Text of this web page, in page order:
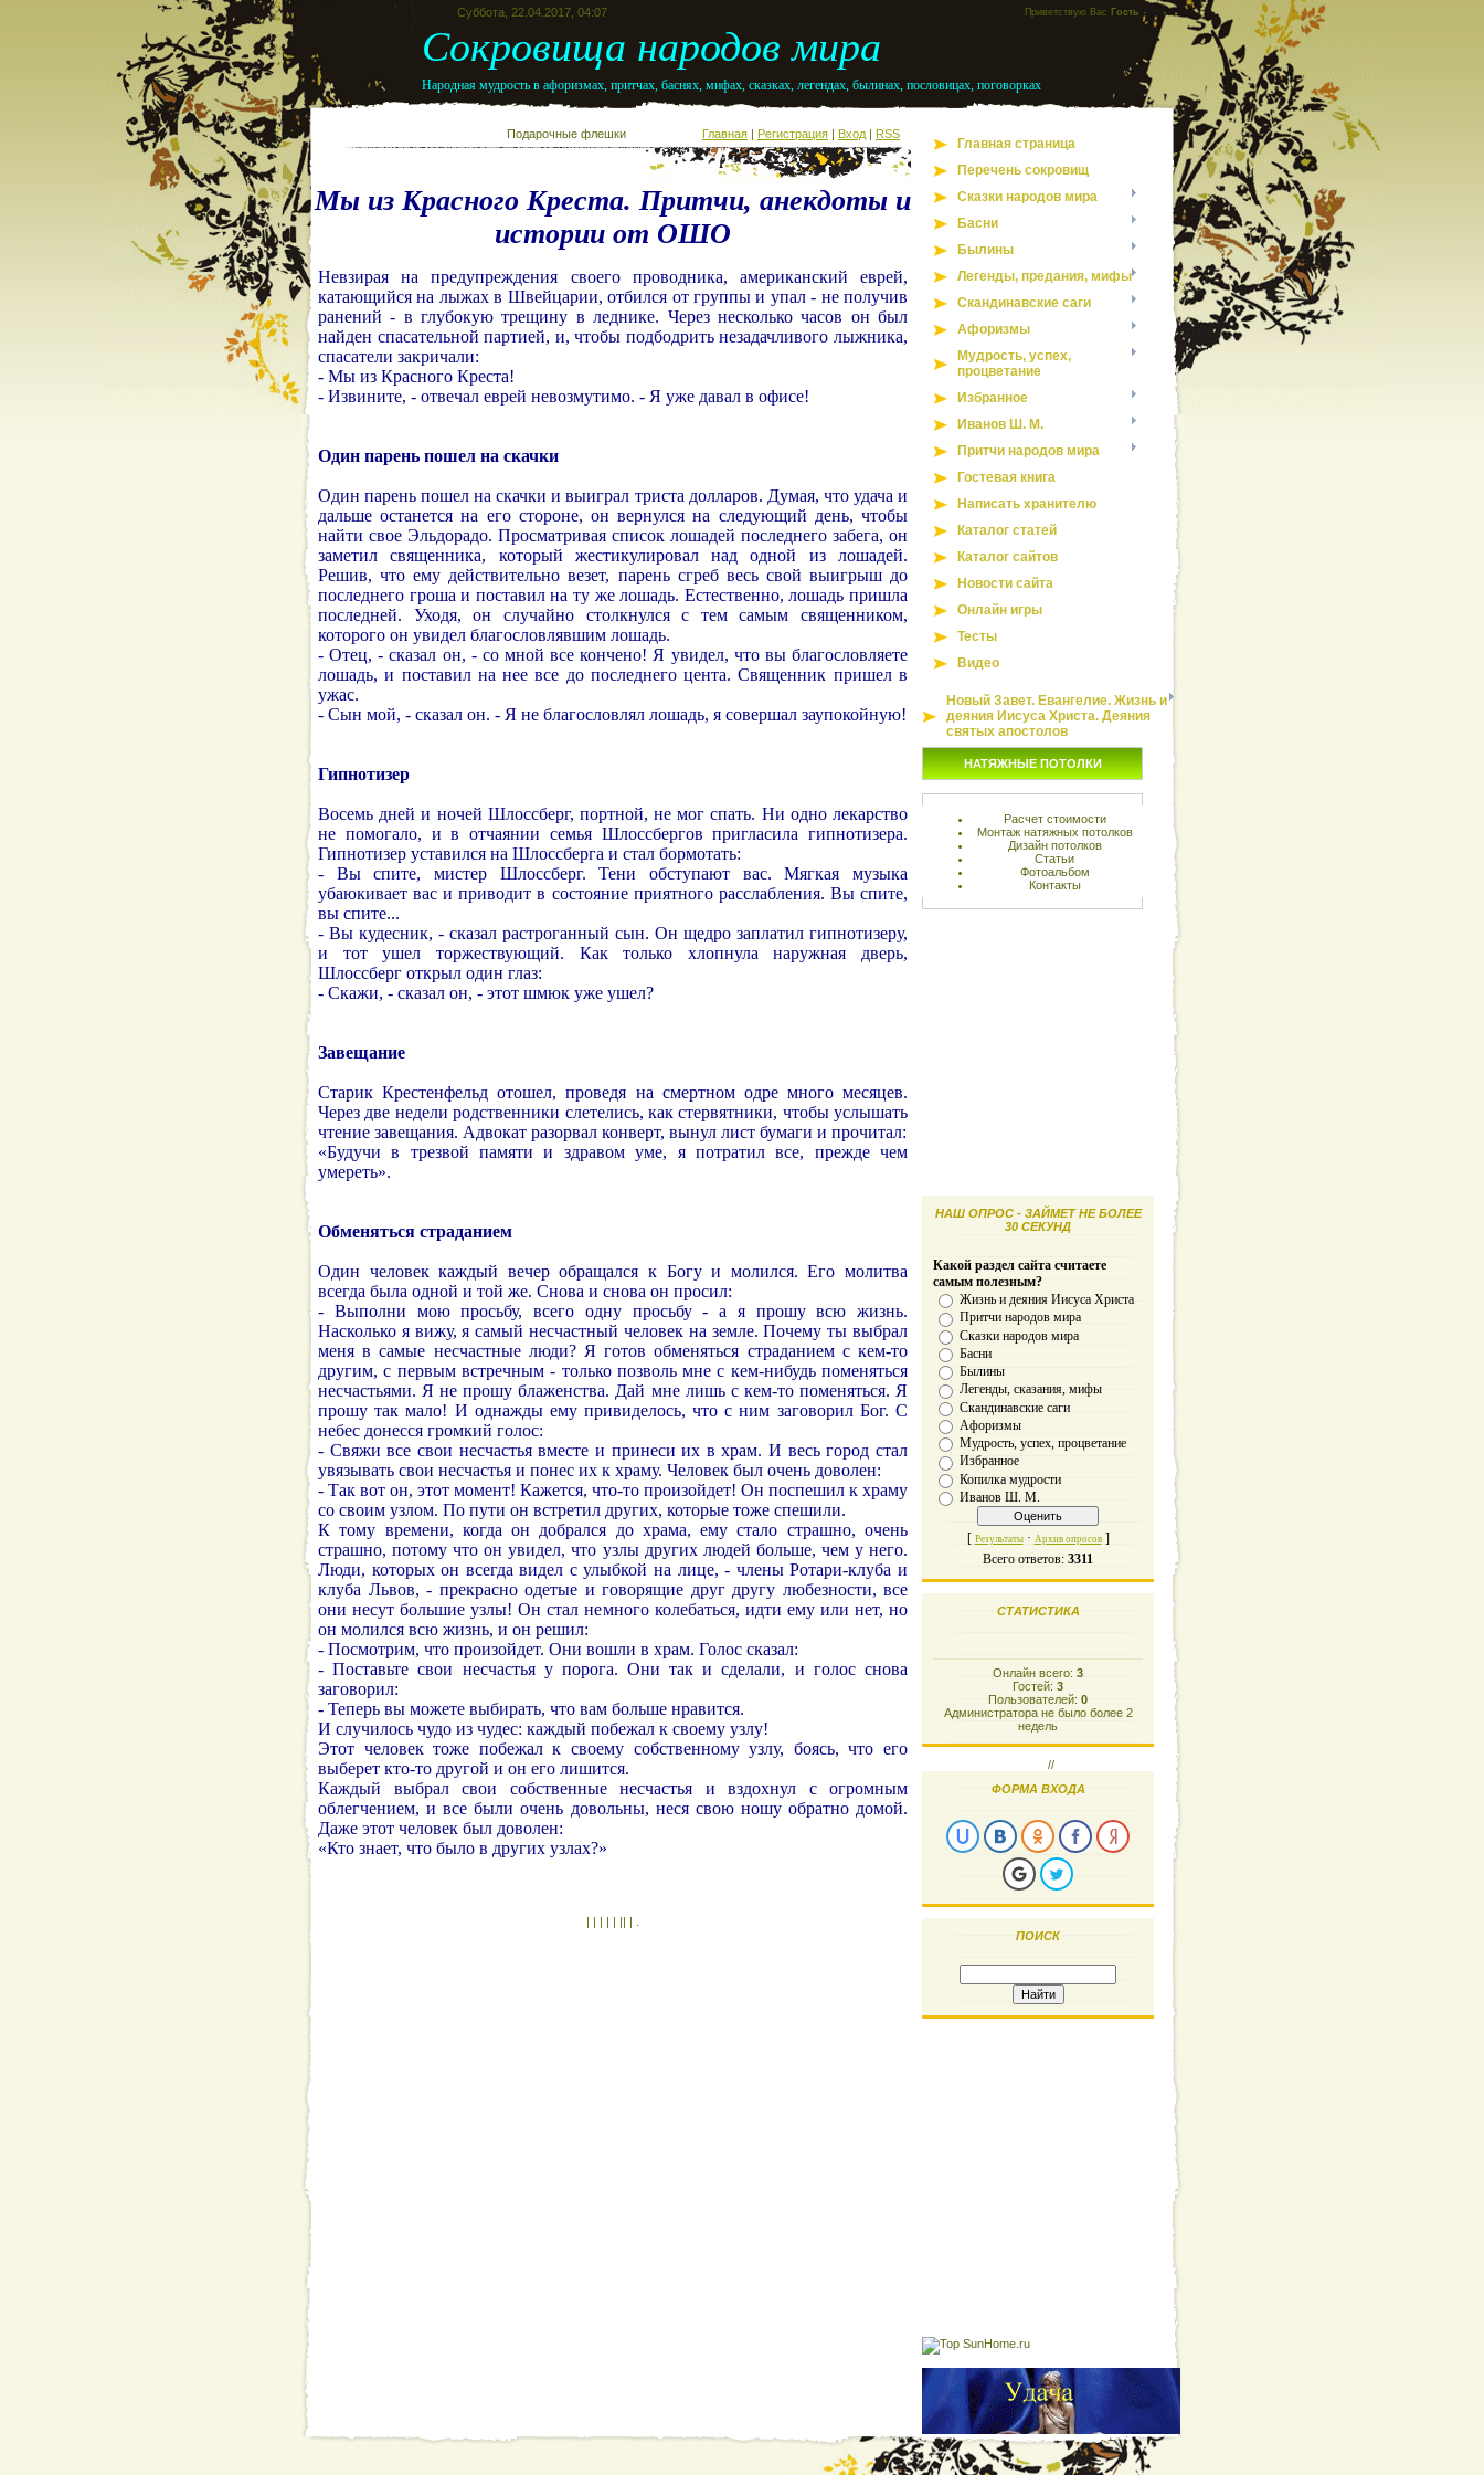
Суббота, 22.04.2017, 04:07 Приветствую Вас Гость
Сокровища народов мира
Народная мудрость в афоризмах, притчах, баснях, мифах, сказках, легендах, былинах, пословицах, поговорках
Подарочные флешки Главная | Регистрация | Вход | RSS
Мы из Красного Креста. Притчи, анекдоты и
истории от ОШО
Невзирая на предупреждения своего проводника, американский еврей,
катающийся на лыжах в Швейцарии, отбился от группы и упал - не получив
ранений - в глубокую трещину в леднике. Через несколько часов он был
найден спасательной партией, и, чтобы подбодрить незадачливого лыжника,
спасатели закричали:
- Мы из Красного Креста!
- Извините, - отвечал еврей невозмутимо. - Я уже давал в офисе!
Один парень пошел на скачки
Один парень пошел на скачки и выиграл триста долларов. Думая, что удача и
дальше останется на его стороне, он вернулся на следующий день, чтобы
найти свое Эльдорадо. Просматривая список лошадей последнего забега, он
заметил священника, который жестикулировал над одной из лошадей.
Решив, что ему действительно везет, парень сгреб весь свой выигрыш до
последнего гроша и поставил на ту же лошадь. Естественно, лошадь пришла
последней. Уходя, он случайно столкнулся с тем самым священником,
которого он увидел благословлявшим лошадь.
- Отец, - сказал он, - со мной все кончено! Я увидел, что вы благословляете
лошадь, и поставил на нее все до последнего цента. Священник пришел в
ужас.
- Сын мой, - сказал он. - Я не благословлял лошадь, я совершал заупокойную!
Гипнотизер
Восемь дней и ночей Шлоссберг, портной, не мог спать. Ни одно лекарство
не помогало, и в отчаянии семья Шлоссбергов пригласила гипнотизера.
Гипнотизер уставился на Шлоссберга и стал бормотать:
- Вы спите, мистер Шлоссберг. Тени обступают вас. Мягкая музыка
убаюкивает вас и приводит в состояние приятного расслабления. Вы спите,
вы спите...
- Вы кудесник, - сказал растроганный сын. Он щедро заплатил гипнотизеру,
и тот ушел торжествующий. Как только хлопнула наружная дверь,
Шлоссберг открыл один глаз:
- Скажи, - сказал он, - этот шмюк уже ушел?
Завещание
Старик Крестенфельд отошел, проведя на смертном одре много месяцев.
Через две недели родственники слетелись, как стервятники, чтобы услышать
чтение завещания. Адвокат разорвал конверт, вынул лист бумаги и прочитал:
«Будучи в трезвой памяти и здравом уме, я потратил все, прежде чем
умереть».
Обменяться страданием
Один человек каждый вечер обращался к Богу и молился. Его молитва
всегда была одной и той же. Снова и снова он просил:
- Выполни мою просьбу, всего одну просьбу - а я прошу всю жизнь.
Насколько я вижу, я самый несчастный человек на земле. Почему ты выбрал
меня в самые несчастные люди? Я готов обменяться страданием с кем-то
другим, с первым встречным - только позволь мне с кем-нибудь поменяться
несчастьями. Я не прошу блаженства. Дай мне лишь с кем-то поменяться. Я
прошу так мало! И однажды ему привиделось, что с ним заговорил Бог. С
небес донесся громкий голос:
- Свяжи все свои несчастья вместе и принеси их в храм. И весь город стал
увязывать свои несчастья и понес их к храму. Человек был очень доволен:
- Так вот он, этот момент! Кажется, что-то произойдет! Он поспешил к храму
со своим узлом. По пути он встретил других, которые тоже спешили.
К тому времени, когда он добрался до храма, ему стало страшно, очень
страшно, потому что он увидел, что узлы других людей больше, чем у него.
Люди, которых он всегда видел с улыбкой на лице, - члены Ротари-клуба и
клуба Львов, - прекрасно одетые и говорящие друг другу любезности, все
они несут большие узлы! Он стал немного колебаться, идти ему или нет, но
он молился всю жизнь, и он решил:
- Посмотрим, что произойдет. Они вошли в храм. Голос сказал:
- Поставьте свои несчастья у порога. Они так и сделали, и голос снова
заговорил:
- Теперь вы можете выбирать, что вам больше нравится.
И случилось чудо из чудес: каждый побежал к своему узлу!
Этот человек тоже побежал к своему собственному узлу, боясь, что его
выберет кто-то другой и он его лишится.
Каждый выбрал свои собственные несчастья и вздохнул с огромным
облегчением, и все были очень довольны, неся свою ношу обратно домой.
Даже этот человек был доволен:
«Кто знает, что было в других узлах?»
| | | | | || | .
Главная страница
Перечень сокровищ
Сказки народов мира
Басни
Былины
Легенды, предания, мифы
Скандинавские саги
Афоризмы
Мудрость, успех,
процветание
Избранное
Иванов Ш. М.
Притчи народов мира
Гостевая книга
Написать хранителю
Каталог статей
Каталог сайтов
Новости сайта
Онлайн игры
Тесты
Видео
Новый Завет. Евангелие. Жизнь и
деяния Иисуса Христа. Деяния
святых апостолов
НАТЯЖНЫЕ ПОТОЛКИ
Расчет стоимости
Монтаж натяжных потолков
Дизайн потолков
Статьи
Фотоальбом
Контакты
НАШ ОПРОС - ЗАЙМЕТ НЕ БОЛЕЕ
30 СЕКУНД
Какой раздел сайта считаете
самым полезным?
Жизнь и деяния Иисуса Христа
Притчи народов мира
Сказки народов мира
Басни
Былины
Легенды, сказания, мифы
Скандинавские саги
Афоризмы
Мудрость, успех, процветание
Избранное
Копилка мудрости
Иванов Ш. М.
[ Результаты· Архив опросов]
Всего ответов: 3311
СТАТИСТИКА
Онлайн всего: 3
Гостей: 3
Пользователей: 0
Администратора не было более 2
недель
//
ФОРМА ВХОДА
ПОИСК